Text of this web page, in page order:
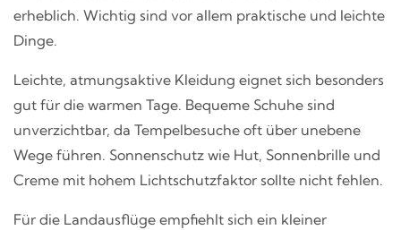
erheblich. Wichtig sind vor allem praktische und leichte
Dinge.
Leichte, atmungsaktive Kleidung eignet sich besonders
gut für die warmen Tage. Bequeme Schuhe sind
unverzichtbar, da Tempelbesuche oft über unebene
Wege führen. Sonnenschutz wie Hut, Sonnenbrille und
Creme mit hohem Lichtschutzfaktor sollte nicht fehlen.
Für die Landausflüge empfiehlt sich ein kleiner